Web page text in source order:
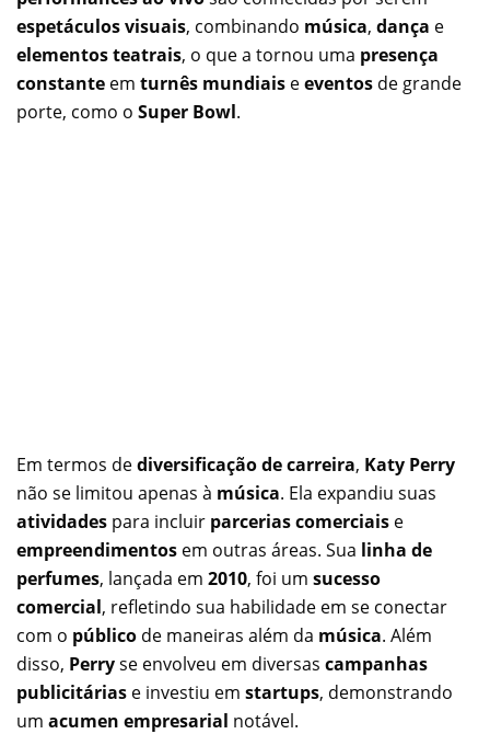
espetáculos visuais, combinando música, dança e
elementos teatrais, o que a tornou uma presença
constante em turnês mundiais eeventos de grande
porte, como o Super Bowl.
Em termos dediversificação de carreira, Katy Perry
não se limitou apenas à música. Ela expandiu suas
atividades para incluir parcerias comerciais e
empreendimentos em outras áreas. Sua linha de
perfumes, lançada em 2010, foi um sucesso
comercial, refletindo sua habilidade em se conectar
com o público de maneiras além da música. Além
disso, Perryse envolveu em diversas campanhas
publicitárias e investiu em startups, demonstrando
um acumen empresarial notável.